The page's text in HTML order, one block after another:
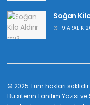
Soğan Kilo
19 ARALIK
© 2025 Tüm hakları
Bu sitenin Tanıtım Yazısı ve